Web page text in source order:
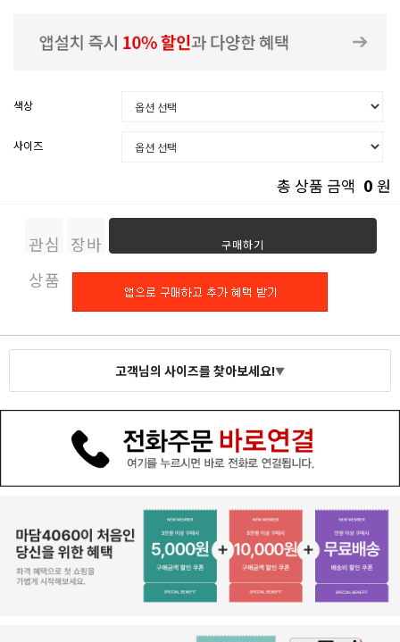
색상
사이즈
총 상품 금액 0 원
관심
상품
장바
구니
구매하기
고객님의 사이즈를 찾아보세요!▼